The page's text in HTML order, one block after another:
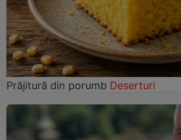
Prăjitură din porumb Deserturi